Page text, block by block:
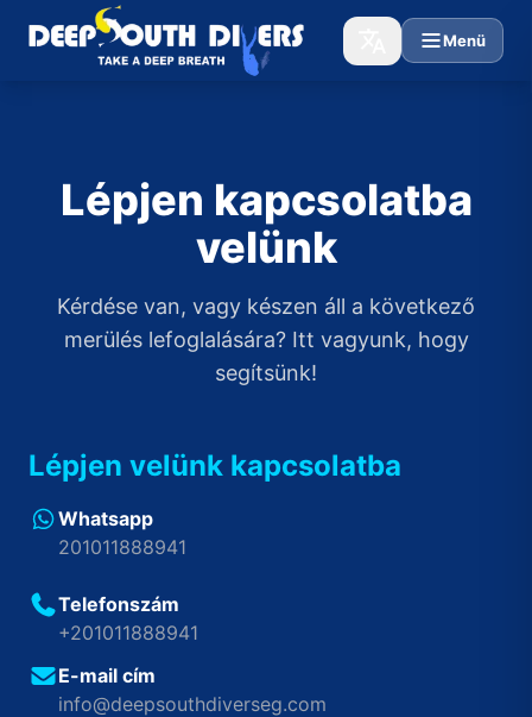
Menü
Lépjen kapcsolatba
velünk
Kérdése van, vagy készen áll a következő
merülés lefoglalására? Itt vagyunk, hogy
segítsünk!
Lépjen velünk kapcsolatba
Whatsapp
201011888941
Telefonszám
+201011888941
E-mail cím
info@deepsouthdiverseg.com